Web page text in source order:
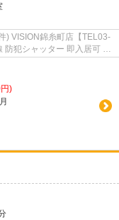
) VISION錦糸町店【TEL03-
犯シャッター 即入居可 ク
)